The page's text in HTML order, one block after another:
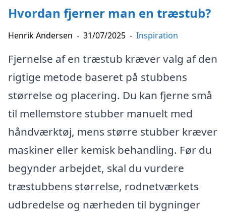
Hvordan fjerner man en træstub?
Henrik Andersen - 31/07/2025 - Inspiration
Fjernelse af en træstub kræver valg af den
rigtige metode baseret på stubbens
størrelse og placering. Du kan fjerne små
til mellemstore stubber manuelt med
håndværktøj, mens større stubber kræver
maskiner eller kemisk behandling. Før du
begynder arbejdet, skal du vurdere
træstubbens størrelse, rodnetværkets
udbredelse og nærheden til bygninger